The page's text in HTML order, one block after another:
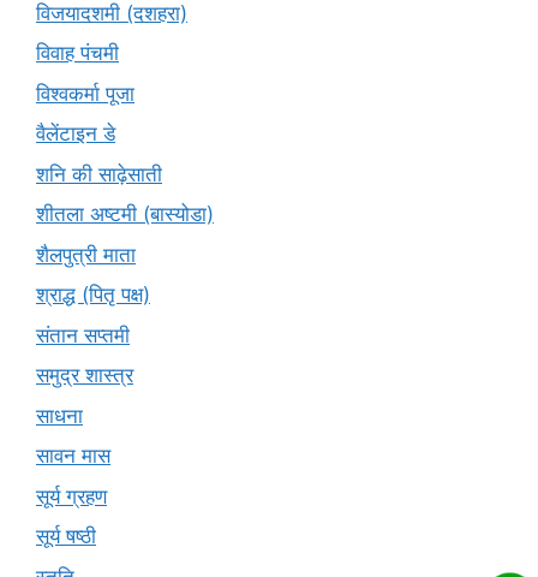
विजयादशमी (दशहरा)
विवाह पंचमी
विश्वकर्मा पूजा
वैलेंटाइन डे
शनि की साढ़ेसाती
शीतला अष्टमी (बास्योडा)
शैलपुत्री माता
श्राद्ध (पितृ पक्ष)
संतान सप्तमी
समुद्र शास्त्र
साधना
सावन मास
सूर्य ग्रहण
सूर्य षष्ठी